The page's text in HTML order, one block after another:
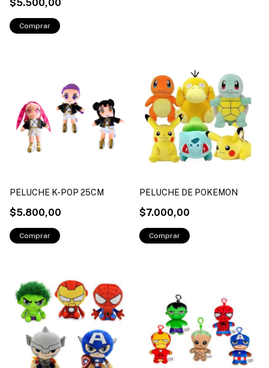
$5.500,00
PELUCHE K-POP 25CM
$5.800,00
PELUCHE DE POKEMON
$7.000,00